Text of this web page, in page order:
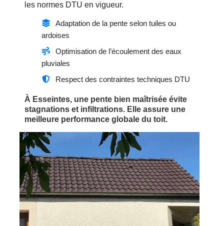
les normes DTU en vigueur.
Adaptation de la pente selon tuiles ou
ardoises
Optimisation de l’écoulement des eaux
pluviales
Respect des contraintes techniques DTU
À Esseintes, une pente bien maîtrisée évite
stagnations et infiltrations. Elle assure une
meilleure performance globale du toit.